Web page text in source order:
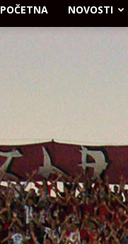
POČETNA NOVOSTI